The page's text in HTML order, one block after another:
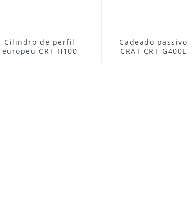
Cilindro de perfil
europeu CRT-H100
Cadeado passivo
CRAT CRT-G400L